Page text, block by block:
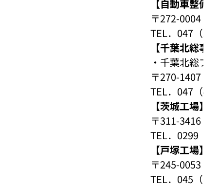
【自動車整備
〒272-0004
TEL．047（
【千葉北総事
・ 千葉北総プ
〒270-1407
TEL．047（
【茨城工場】
〒311-3416
TEL．0299（
【戸塚工場】
〒245-0053
TEL．045（